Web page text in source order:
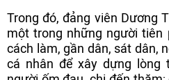
Trong đó, đảng viên Dương
một trong những người tiên
cách làm, gần dân, sát dân,
cá nhân để xây dựng lòng